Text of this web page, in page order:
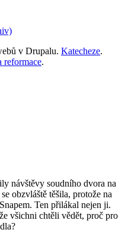
new
tab)
v Drupalu. Katecheze.
reformace.
návštěvy soudního dvora na
obzvláště těšila, protože na
Ten přilákal nejen ji.
všichni chtěli vědět, proč pro